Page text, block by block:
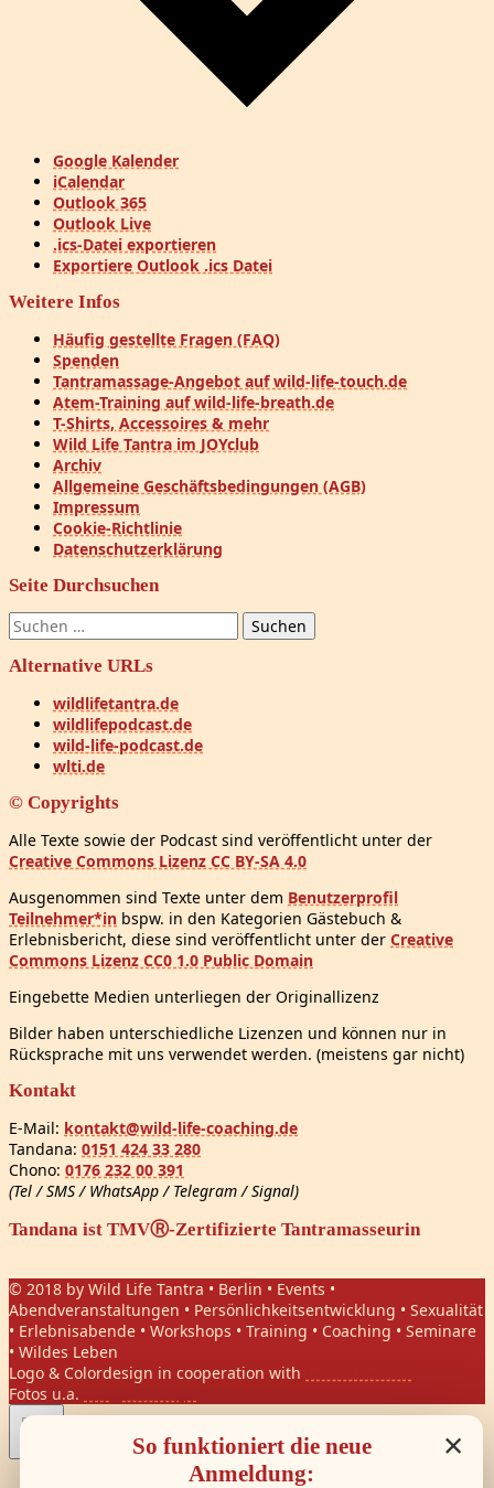
Google Kalender
iCalendar
Outlook 365
Outlook Live
.ics-Datei exportieren
Exportiere Outlook .ics Datei
Weitere Infos
Häufig gestellte Fragen (FAQ)
Spenden
Tantramassage-Angebot auf wild-life-touch.de
Atem-Training auf wild-life-breath.de
T-Shirts, Accessoires & mehr
Wild Life Tantra im JOYclub
Archiv
Allgemeine Geschäftsbedingungen (AGB)
Impressum
Cookie-Richtlinie
Datenschutzerklärung
Seite Durchsuchen
Suchen
nach:
Alternative URLs
wildlifetantra.de
wildlifepodcast.de
wild-life-podcast.de
wlti.de
© Copyrights
Alle Texte sowie der Podcast sind veröffentlicht unter der
Creative Commons Lizenz CC BY-SA 4.0
Ausgenommen sind Texte unter dem Benutzerprofil
Teilnehmer*in bspw. in den Kategorien Gästebuch &
Erlebnisbericht, diese sind veröffentlicht unter der Creative
Commons Lizenz CC0 1.0 Public Domain
Eingebette Medien unterliegen der Originallizenz
Bilder haben unterschiedliche Lizenzen und können nur in
Rücksprache mit uns verwendet werden. (meistens gar nicht)
Kontakt
E-Mail: kontakt@wild-life-coaching.de
Tandana: 0151 424 33 280
Chono: 0176 232 00 391
(Tel / SMS / WhatsApp / Telegram / Signal)
Tandana ist TMVⓇ-Zertifizierte Tantramasseurin
© 2018 by Wild Life Tantra • Berlin • Events •
Abendveranstaltungen • Persönlichkeitsentwicklung • Sexualität
• Erlebnisabende • Workshops • Training • Coaching • Seminare
• Wildes Leben
Logo & Colordesign in cooperation with
Fotos u.a.
×
So funktioniert die neue
Anmeldung: